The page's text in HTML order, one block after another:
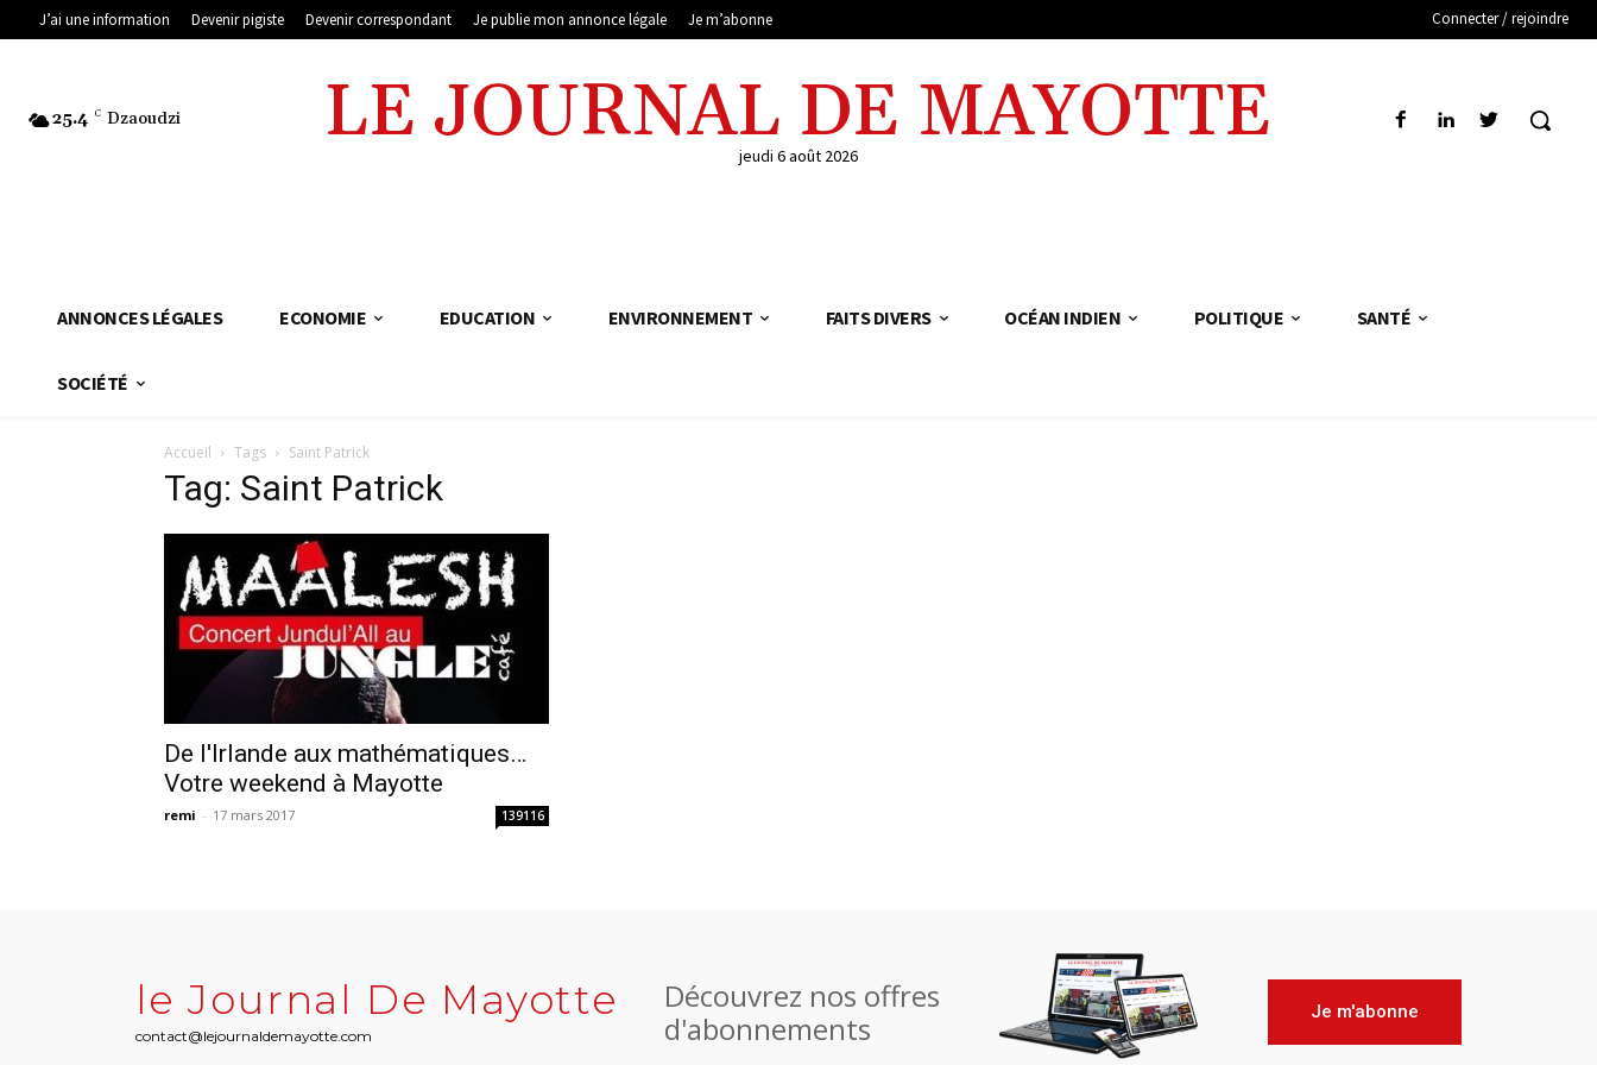
J’ai une information Devenir pigiste Devenir correspondant Je publie mon annonce légale Je m’abonne Connecter / rejoindre
25.4 C Dzaoudzi LE JOURNAL DE MAYOTTE
jeudi 6 août 2026
ANNONCES LÉGALES ECONOMIE EDUCATION ENVIRONNEMENT FAITS DIVERS OCÉAN INDIEN POLITIQUE SANTÉ
SOCIÉTÉ
Accueil Tags Saint Patrick
Tag: Saint Patrick
De l'Irlande aux mathématiques…
Votre weekend à Mayotte
remi - 17 mars 2017 139116
le Journal De Mayotte
contact@lejournaldemayotte.com
Découvrez nos offres
d'abonnements
Je m'abonne